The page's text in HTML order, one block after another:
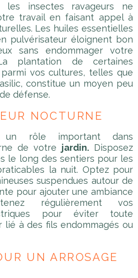
les insectes ravageurs ne
travail en faisant appel à
Les huiles essentielles
pulvérisateur éloignent bon
sans endommager votre
plantation de certaines
vos cultures, telles que
constitue un moyen peu
défense.
NOCTURNE
un rôle important dans
de votre jardin. Disposez
le long des sentiers pour les
la nuit. Optez pour
suspendues autour de
pour ajouter une ambiance
régulièrement vos
pour éviter toute
lié à des fils endommagés ou
UN ARROSAGE